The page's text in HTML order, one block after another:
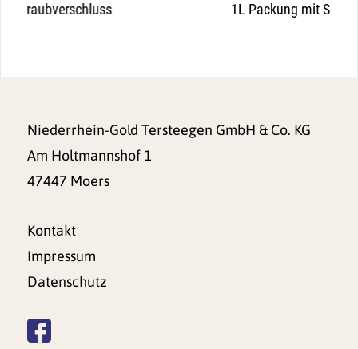
1L Packung mit Schraubverschluss
Niederrhein-Gold Tersteegen GmbH & Co. KG
Am Holtmannshof 1
47447 Moers
Kontakt
Impressum
Datenschutz